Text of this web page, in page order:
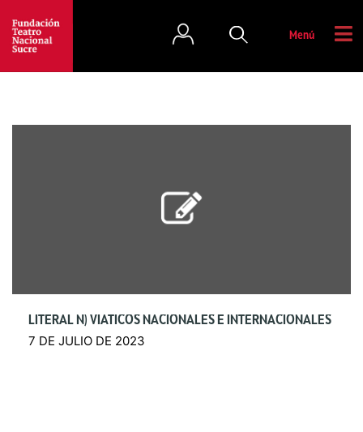
Menú
LITERAL N) VIÁTICOS NACIONALES E INTERNACIONALES
7 DE JULIO DE 2023